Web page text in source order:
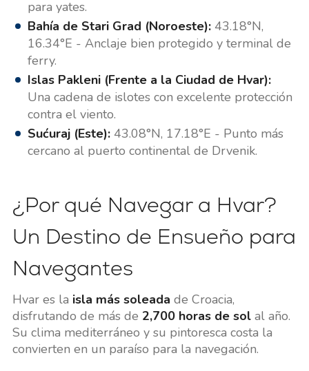
para yates.
Bahía de Stari Grad (Noroeste):43.18°N,
16.34°E - Anclaje bien protegido y terminal de
ferry.
Islas Pakleni (Frente a la Ciudad de Hvar):
Una cadena de islotes con excelente protección
contra el viento.
Sućuraj (Este):43.08°N, 17.18°E - Punto más
cercano al puerto continental de Drvenik.
¿Por qué Navegar a Hvar?
Un Destino de Ensueño para
Navegantes
Hvar es la isla más soleada de Croacia,
disfrutando de más de 2,700 horas de solal año.
Su clima mediterráneo y su pintoresca costa la
convierten en un paraíso para la navegación.